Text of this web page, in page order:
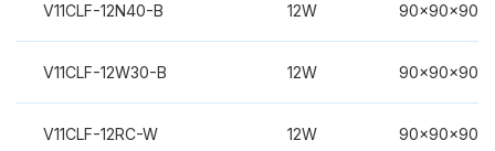
V11CLF-12N40-B 12W
V11CLF-12W30-B 12W
V11CLF-12RC-W 12W